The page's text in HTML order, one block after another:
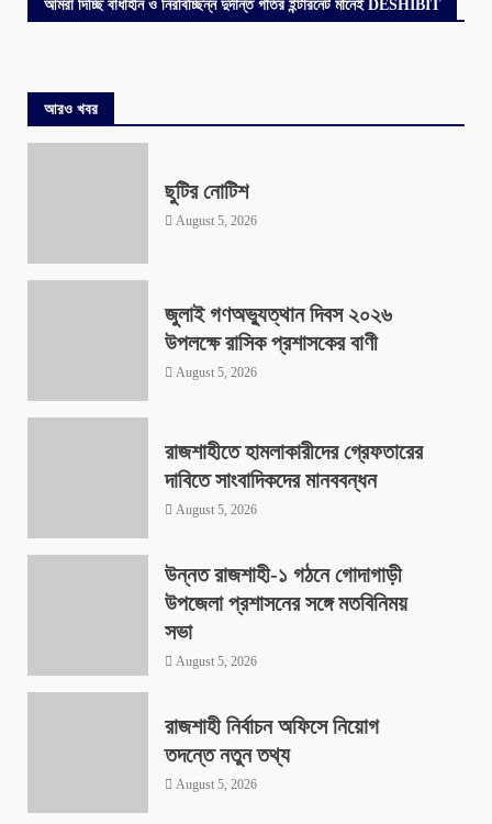
আমরা দিচ্ছি বাধাহীন ও নিরবিচ্ছিন্ন দুর্দান্ত গতির ইন্টারনেট মানেই DESHIBIT
আরও খবর
ছুটির নোটিশ
August 5, 2026
জুলাই গণঅভ্যুত্থান দিবস ২০২৬
উপলক্ষে রাসিক প্রশাসকের বাণী
August 5, 2026
রাজশাহীতে হামলাকারীদের গ্রেফতারের
দাবিতে সাংবাদিকদের মানববন্ধন
August 5, 2026
উন্নত রাজশাহী-১ গঠনে গোদাগাড়ী
উপজেলা প্রশাসনের সঙ্গে মতবিনিময়
সভা
August 5, 2026
রাজশাহী নির্বাচন অফিসে নিয়োগ
তদন্তে নতুন তথ্য
August 5, 2026